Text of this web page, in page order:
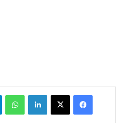
فيسبوك ‫X لينكدإن واتساب